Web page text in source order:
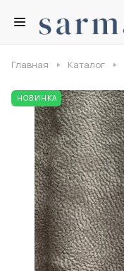
Главная Каталог
НОВИНКА